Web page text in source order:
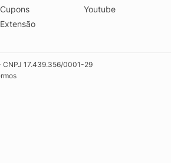
Cupons
Extensão
Youtube
17.439.356/0001-29